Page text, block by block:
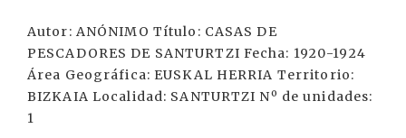
Autor: ANÓNIMO Título: CASAS DE
PESCADORES DE SANTURTZI Fecha: 1920-1924
Área Geográfica: EUSKAL HERRIA Territorio:
BIZKAIA Localidad: SANTURTZI Nº de unidades:
1